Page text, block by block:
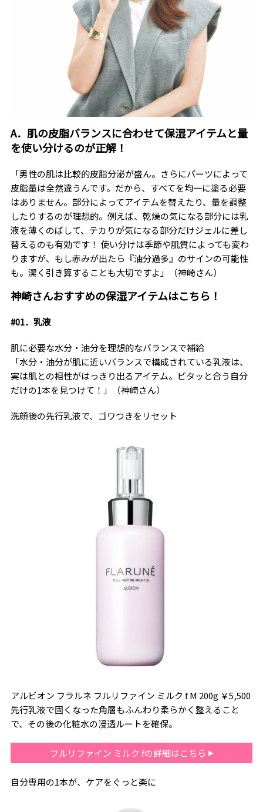
A．肌の皮脂バランスに合わせて保湿アイテムと量
を使い分けるのが正解！
「男性の肌は比較的皮脂分泌が盛ん。さらにパーツによって
皮脂量は全然違うんです。だから、すべてを均一に塗る必要
はありません。部分によってアイテムを替えたり、量を調整
したりするのが理想的。例えば、乾燥の気になる部分には乳
液を薄くのばして、テカりが気になる部分だけジェルに差し
替えるのも有効です！ 使い分けは季節や肌質によっても変わ
りますが、もし赤みが出たら『油分過多』のサインの可能性
も。潔く引き算することも大切ですよ」（神崎さん）
神崎さんおすすめの保湿アイテムはこちら！
#01．乳液
肌に必要な水分・油分を理想的なバランスで補給
「水分・油分が肌に近いバランスで構成されている乳液は、
実は肌との相性がはっきり出るアイテム。ピタッと合う自分
だけの1本を見つけて！」（神崎さん）
洗顔後の先行乳液で、ゴワつきをリセット
アルビオン フラルネ フルリファイン ミルク f M 200g ￥5,500
先行乳液で固くなった角層もふんわり柔らかく整えること
で、その後の化粧水の浸透ルートを確保。
フルリファイン ミルク fの詳細はこちら
自分専用の1本が、ケアをぐっと楽に